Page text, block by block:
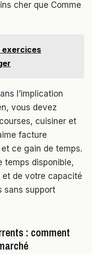
cher que Comme
exercices
l’implication
vous devez
cuisiner et
facture
ce gain de temps.
temps disponible,
de votre capacité
sans support
: comment